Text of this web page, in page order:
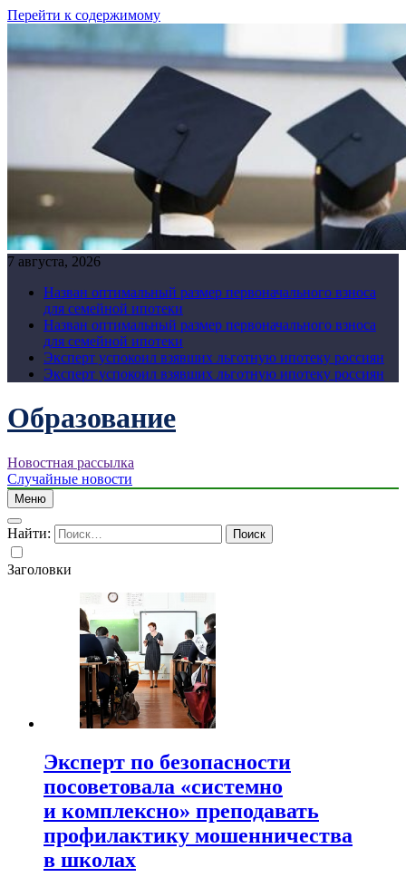
Перейти к содержимому
7 августа, 2026
Назван оптимальный размер первоначального взноса
для семейной ипотеки
Назван оптимальный размер первоначального взноса
для семейной ипотеки
Эксперт успокоил взявших льготную ипотеку россиян
Эксперт успокоил взявших льготную ипотеку россиян
Образование
Новостная рассылка
Случайные новости
Меню
Найти:
Заголовки
Эксперт по безопасности
посоветовала «системно
и комплексно» преподавать
профилактику мошенничества
в школах